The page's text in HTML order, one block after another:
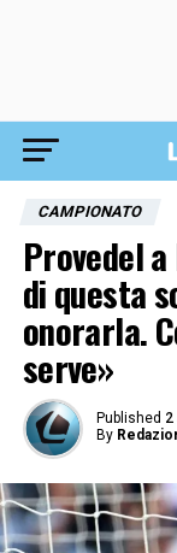
CAMPIONATO
Provedel
di questa
onorarla.
serve»
Published 2
By